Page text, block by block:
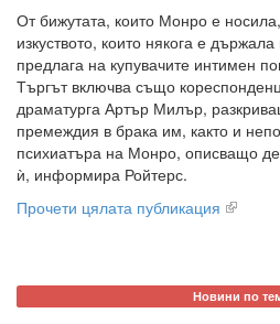
От бижутата, които Монро е
изкуството, които някога е
предлага на купувачите интимен
Търгът включва също
драматурга Артър Милър,
премеждия в брака им, както и
психиатъра на Монро, описващо
ѝ, информира Ройтерс.
Прочети цялата публикация
Новини по